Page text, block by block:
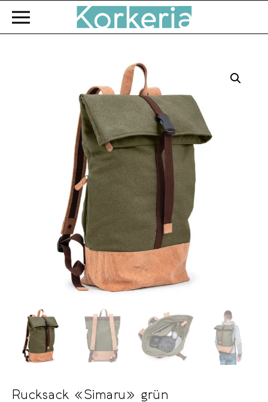
Zum Hauptinhalt springen
Rucksack «Simaru» grün